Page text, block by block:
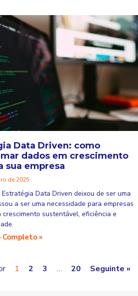
Data Driven: como
dados em crescimento
sua empresa
de 2025
Data Driven deixou de ser uma
a ser uma necessidade para empresas
crescimento sustentável, eficiência e
»
1 2 3 … 20 Seguinte »